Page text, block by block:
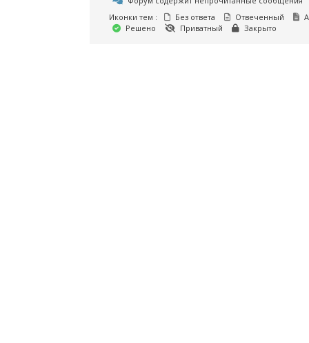
Иконки тем :
Без ответа Отвеченный
Решено
Приватный Закрыто